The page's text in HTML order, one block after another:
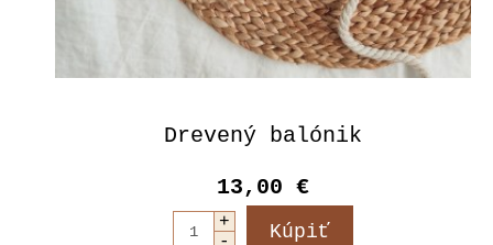
Drevený balónik
13,00 €